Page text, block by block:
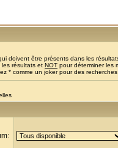
doivent être présents dans les
résultats et NOT pour déterminer les
* comme un joker pour des